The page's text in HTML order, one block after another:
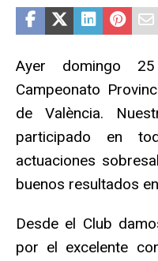
Ayer domingo
Campeonato
de València.
participado en
actuaciones
buenos resultados
Desde el Club
por el excelente